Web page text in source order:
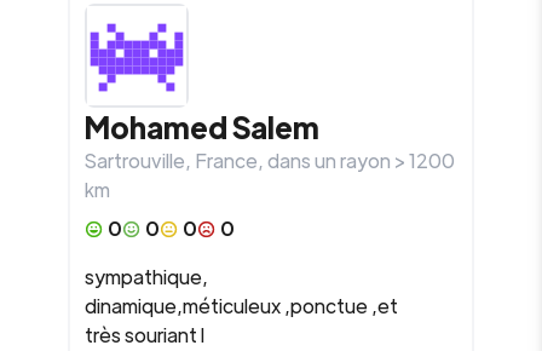
MohamedSalem
Sartrouville, France, dans un rayon >1200
km
0
0 0
0
sympathique,
dinamique,méticuleux ,ponctue ,et
très souriant l